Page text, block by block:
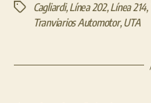
EtiquetasCagliardi,Línea 202,Línea 214,
Tranviarios Automotor,UTA